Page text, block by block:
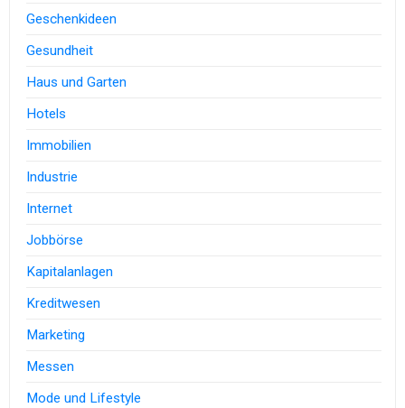
Geschenkideen
Gesundheit
Haus und Garten
Hotels
Immobilien
Industrie
Internet
Jobbörse
Kapitalanlagen
Kreditwesen
Marketing
Messen
Mode und Lifestyle